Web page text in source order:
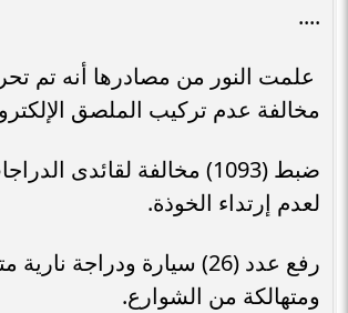
....
مخالفة عدم تركيب الملصق
ضبط (1093) مخالفة لقائدى
لعدم إرتداء الخوذة.
رفع عدد (26) سيارة ودراجة
ومتهالكة من الشوارع.